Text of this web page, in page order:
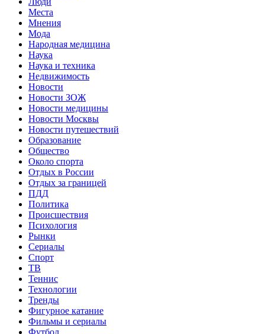
Места
Мнения
Мода
Народная медицина
Наука
Наука и техника
Недвижимость
Новости
Новости ЗОЖ
Новости медицины
Новости Москвы
Новости путешествий
Образование
Общество
Около спорта
Отдых в России
Отдых за границей
ПДД
Политика
Происшествия
Психология
Рынки
Сериалы
Спорт
ТВ
Теннис
Технологии
Тренды
Фигурное катание
Фильмы и сериалы
Футбол